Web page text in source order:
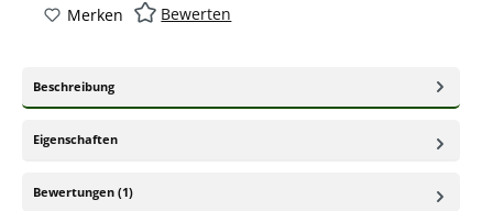
Merken Bewerten
Beschreibung
Eigenschaften
Bewertungen (1)